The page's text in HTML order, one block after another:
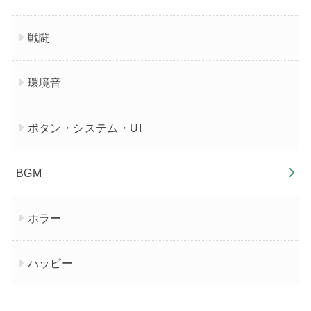
戦闘
環境音
ボタン・システム・UI
BGM
ホラー
ハッピー